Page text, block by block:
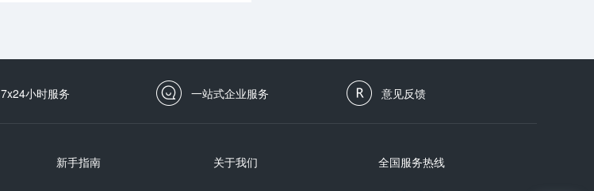
7x24小时服务 一站式企业服务 意见反馈
新手指南 关于我们 全国服务热线